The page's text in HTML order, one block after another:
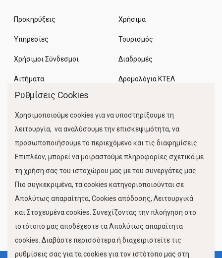
Προκηρύξεις
Υπηρεσίες
Χρήσιμοι Σύνδεσμοι
Αιτήματα
Χρήσιμα
Τουρισμός
Διαδρομές
Δρομολόγια ΚΤΕΛ
Κίνηση Λιμένος
FOLLOW US
Ρυθμίσεις Cookies
Χρησιμοποιούμε cookies για να υποστηρίξουμε τη
λειτουργία, να αναλύσουμε την επισκεψιμότητα, να
προσωποποιήσουμε το περιεχόμενο και τις διαφημίσεις.
Επιπλέον, μπορεί να μοιραστούμε πληροφορίες σχετικά με
τη χρήση σας του ιστοχώρου μας με του συνεργάτες μας.
Πιο συγκεκριμένα, τα cookies κατηγοριοποιούνται σε
Απολύτως απαραίτητα, Cookies απόδοσης, Λειτουργικά
και Στοχευμένα cookies. Συνεχίζοντας την πλοήγηση στο
ιστότοπο μας αποδέχεστε τα Απολύτως απαραίτητα
cookies. Διαβάστε περισσότερα ή διαχειριστείτε τις
ρυθμίσεις σας για τα cookies για τον ιστότοπο μας στη